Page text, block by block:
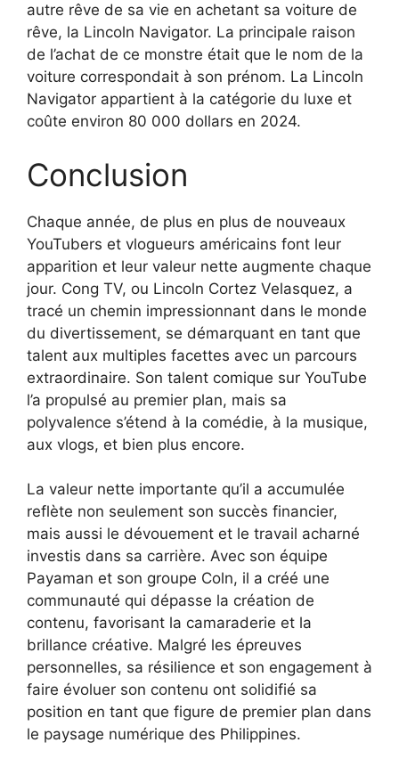
autre rêve de sa vie en achetant sa voiture de
rêve, la Lincoln Navigator. La principale raison
de l’achat de ce monstre était que le nom de la
voiture correspondait à son prénom. La Lincoln
Navigator appartient à la catégorie du luxe et
coûte environ 80 000 dollars en 2024.
Conclusion
Chaque année, de plus en plus de nouveaux
YouTubers et vlogueurs américains font leur
apparition et leur valeur nette augmente chaque
jour. Cong TV, ou Lincoln Cortez Velasquez, a
tracé un chemin impressionnant dans le monde
du divertissement, se démarquant en tant que
talent aux multiples facettes avec un parcours
extraordinaire. Son talent comique sur YouTube
l’a propulsé au premier plan, mais sa
polyvalence s’étend à la comédie, à la musique,
aux vlogs, et bien plus encore.
La valeur nette importante qu’il a accumulée
reflète non seulement son succès financier,
mais aussi le dévouement et le travail acharné
investis dans sa carrière. Avec son équipe
Payaman et son groupe Coln, il a créé une
communauté qui dépasse la création de
contenu, favorisant la camaraderie et la
brillance créative. Malgré les épreuves
personnelles, sa résilience et son engagement à
faire évoluer son contenu ont solidifié sa
position en tant que figure de premier plan dans
le paysage numérique des Philippines.